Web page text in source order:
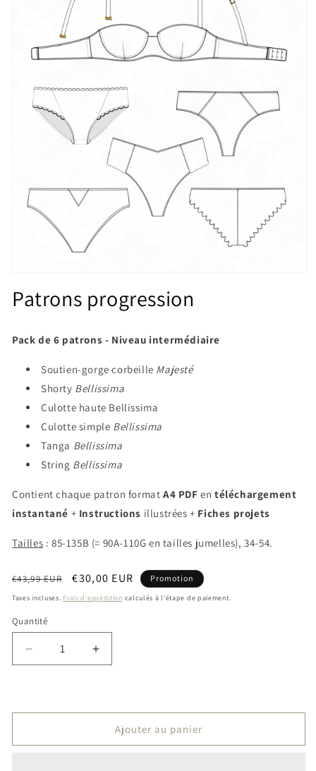
média
1
fenêtre
Patrons progression
Pack de 6 patrons - Niveau intermédiaire
Soutien-gorge corbeille Majesté
Shorty Bellissima
Culotte haute Bellissima
Culotte simple Bellissima
Tanga Bellissima
String Bellissima
Contient chaque patron format A4 PDFentéléchargement
instantané + Instructions illustrées + Fiches projets
Tailles : 85-135B (= 90A-110G en tailles jumelles), 34-54.
Prix
habituel
€43,99 EUR
Prix
promotionnel
€30,00 EUR Promotion
Taxes incluses. Frais d'expédition calculés à l'étape de paiement.
Quantité
Quantité
Réduire
la
Patrons
Augmenter
la
Patrons
progression
Ajouter au panier